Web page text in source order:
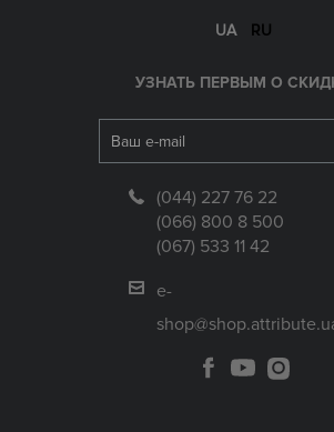
UA RU
УЗНАТЬ ПЕРВЫМ О
(044) 227 76 22
(066) 800 8 500
(067) 533 11 42
e-